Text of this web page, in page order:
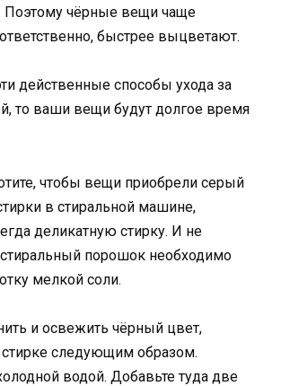
Поэтому чёрные вещи чаще
быстрее выцветают.
действенные способы ухода за
то ваши вещи будут долгое время
чтобы вещи приобрели серый
в стиральной машине,
деликатную стирку. И не
стиральный порошок необходимо
мелкой соли.
и освежить чёрный цвет,
стирке следующим образом.
водой. Добавьте туда две